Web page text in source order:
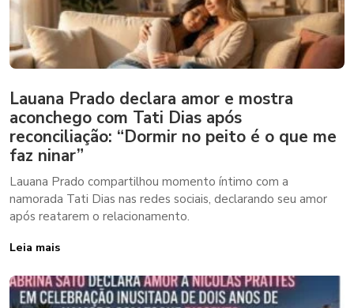
Lauana Prado declara amor e mostra
aconchego com Tati Dias após
reconciliação: “Dormir no peito é o que me
faz ninar”
Lauana Prado compartilhou momento íntimo com a
namorada Tati Dias nas redes sociais, declarando seu amor
após reatarem o relacionamento.
Leia mais